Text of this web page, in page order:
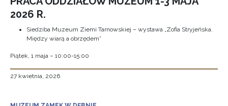
2026 R.
Siedziba Muzeum Ziemi Tarnowskiej – wystawa „Zofia Stryjeńska.
Między wiarą a obrzędem”
Piątek, 1 maja – 10:00-15:00
27 kwietnia, 2026